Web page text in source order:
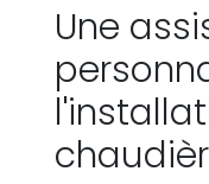
Une